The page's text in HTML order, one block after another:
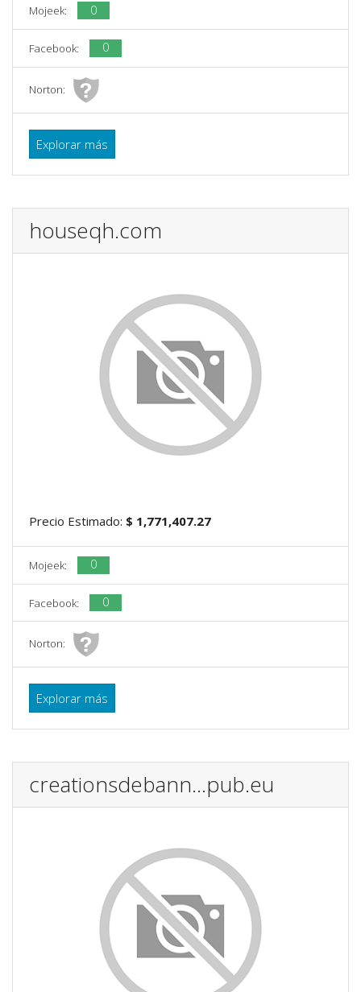
Mojeek: 0
Facebook: 0
Norton:
Explorar más
houseqh.com
Precio Estimado: $ 1,771,407.27
Mojeek: 0
Facebook: 0
Norton:
Explorar más
creationsdebann...pub.eu